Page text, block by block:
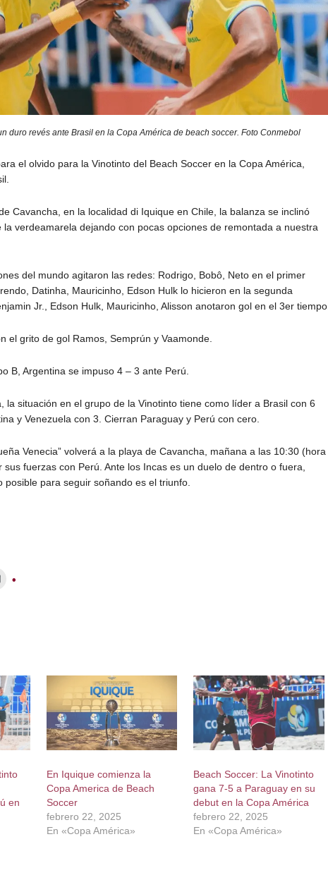
duro revés ante Brasil en la Copa América de beach soccer. Foto Conmebol
el olvido para la Vinotinto del Beach Soccer en la Copa América,
Cavancha, en la localidad di Iquique en Chile, la balanza se inclinó
la verdeamarela dejando con pocas opciones de remontada a nuestra
del mundo agitaron las redes: Rodrigo, Bobô, Neto en el primer
Datinha, Mauricinho, Edson Hulk lo hicieron en la segunda
Jr., Edson Hulk, Mauricinho, Alisson anotaron gol en el 3er tiempo.
el grito de gol Ramos, Semprún y Vaamonde.
B, Argentina se impuso 4 – 3 ante Perú.
la situación en el grupo de la Vinotinto tiene como líder a Brasil con 6
y Venezuela con 3. Cierran Paraguay y Perú con cero.
Venecia” volverá a la playa de Cavancha, mañana a las 10:30 (hora
fuerzas con Perú. Ante los Incas es un duelo de dentro o fuera,
posible para seguir soñando es el triunfo.
en
En Iquique comienza la
Copa America de Beach
Soccer
febrero 22, 2025
En «Copa América»
Beach Soccer: La Vinotinto
gana 7-5 a Paraguay en su
debut en la Copa América
febrero 22, 2025
En «Copa América»